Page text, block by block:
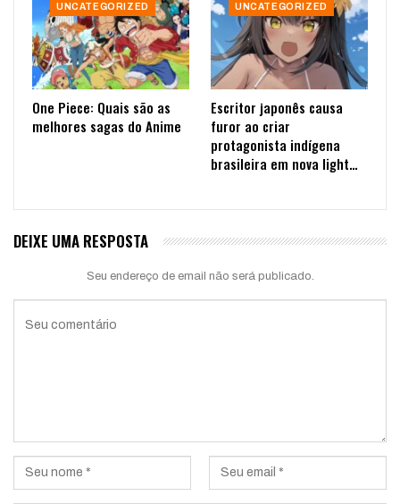
UNCATEGORIZED
One Piece: Quais são as
melhores sagas do Anime
UNCATEGORIZED
Escritor japonês causa
furor ao criar
protagonista indígena
brasileira em nova light…
DEIXE UMA RESPOSTA
Seu endereço de email não será publicado.